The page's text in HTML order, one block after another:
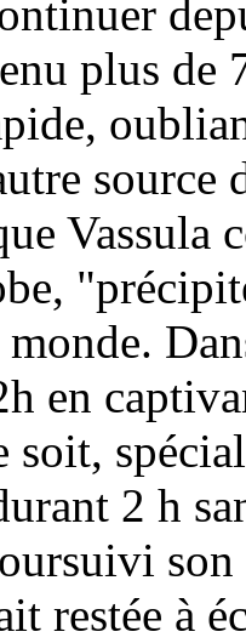
plus de
Vassula
en
2 h
restée à